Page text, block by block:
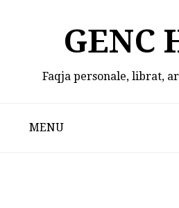
GENC
Faqja personale, librat,
MENU